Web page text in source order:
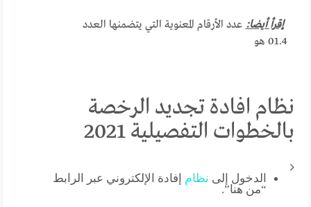
إقرأ أيضا: عدد الأرقام المعنوية التي يتضمنها العدد
01.4 هو
نظام افادة تجديد الرخصة
بالخطوات التفصيلية 2021
الدخول إلى نظام
إفادة الإلكتروني عبر الرابط
“من هنا”.